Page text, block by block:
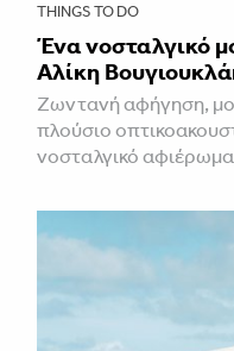
THINGS TO DO
Ένα νοσταλγικό
Αλίκη
Ζωντανή αφήγηση,
πλούσιο
νοσταλγικό αφιέρωμα